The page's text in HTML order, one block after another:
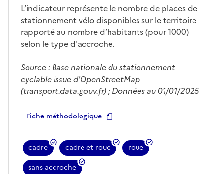
L’indicateur représente le nombre de places de
stationnement vélo disponibles sur le territoire
rapporté au nombre d’habitants (pour 1000)
selon le type d'accroche.
Source: Base nationale du stationnement
cyclable issue d'OpenStreetMap
(transport.data.gouv.fr) ; Données au 01/01/2025
Fiche méthodologique
cadre cadre et roue
roue
sans accroche